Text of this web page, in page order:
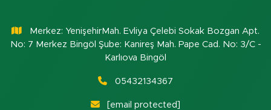
Merkez: YenişehirMah. Evliya Çelebi Sokak Bozgan Apt.
No: 7 Merkez Bingöl Şube: Kanireş Mah. Pape Cad. No: 3/C -
Karlıova Bingöl
05432134367
[email protected]